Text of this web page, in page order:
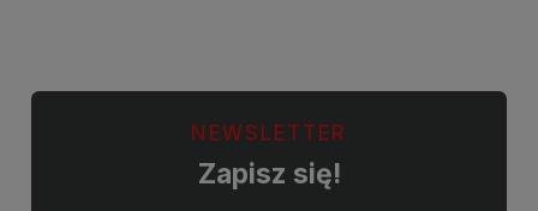
NEWSLETTER
Zapisz się!